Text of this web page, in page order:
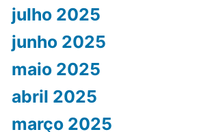
julho 2025
junho 2025
maio 2025
abril 2025
março 2025